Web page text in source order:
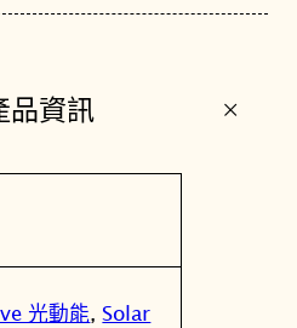
資訊 +
光動能,Solar